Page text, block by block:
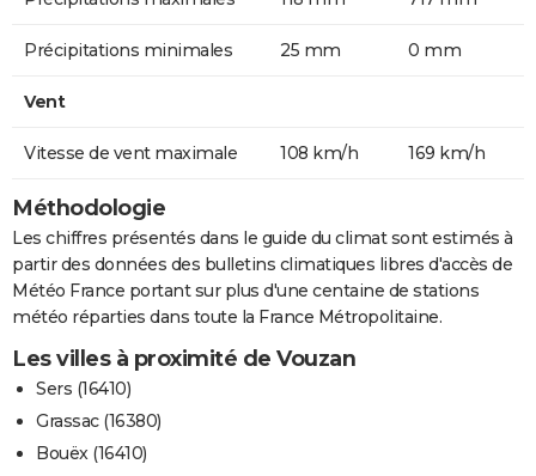
Précipitations minimales 25 mm 0 mm
Vent
Vitesse de vent maximale 108 km/h 169 km/h
Méthodologie
Les chiffres présentés dans le guide du climat sont estimés à
partir des données des bulletins climatiques libres d'accès de
Météo France portant sur plus d'une centaine de stations
météo réparties dans toute la France Métropolitaine.
Les villes à proximité de Vouzan
Sers (16410)
Grassac (16380)
Bouëx (16410)